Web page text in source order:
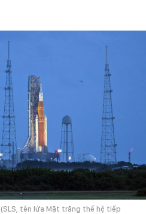
tên lửa Mặt trăng thế hệ tiếp